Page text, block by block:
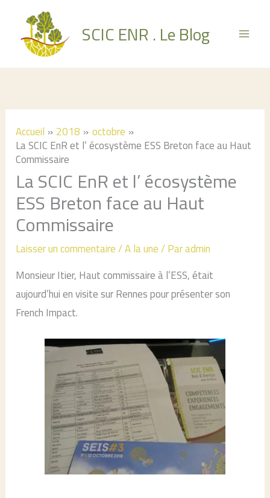
contenu
SCIC ENR . Le Blog
Accueil 2018
octobre
La SCIC EnR et l’ écosystème ESS Breton face au Haut
Commissaire
La SCIC EnR et l’ écosystème
ESS Breton face au Haut
Commissaire
Laisser un commentaire/A la une/ Paradmin
Monsieur Itier, Haut commissaire à l’ESS, était
aujourd’hui en visite sur Rennes pour présenter son
French Impact.